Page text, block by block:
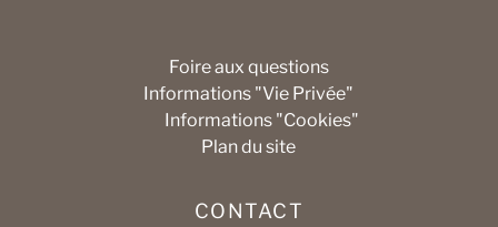
CONTACT
Foire aux questions
Informations "Vie Privée"
Informations "Cookies"
Plan du site